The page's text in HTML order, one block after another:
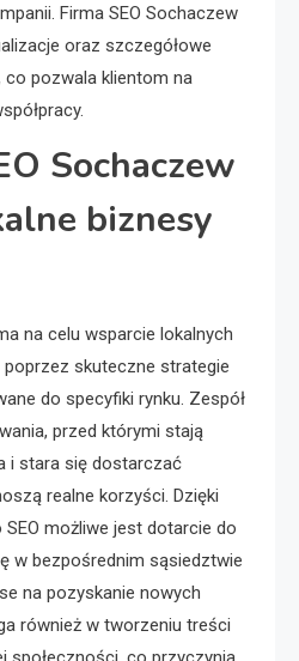
Firma SEO Sochaczew
oraz szczegółowe
co pozwala klientom na
Sochaczew
biznesy
na celu wsparcie lokalnych
skuteczne strategie
do specyfiki rynku. Zespół
przed którymi stają
i stara się dostarczać
realne korzyści. Dzięki
możliwe jest dotarcie do
w bezpośrednim sąsiedztwie
na pozyskanie nowych
również w tworzeniu treści